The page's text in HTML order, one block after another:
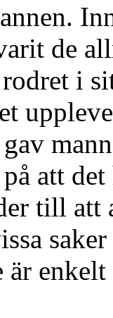
de
i
att
till att